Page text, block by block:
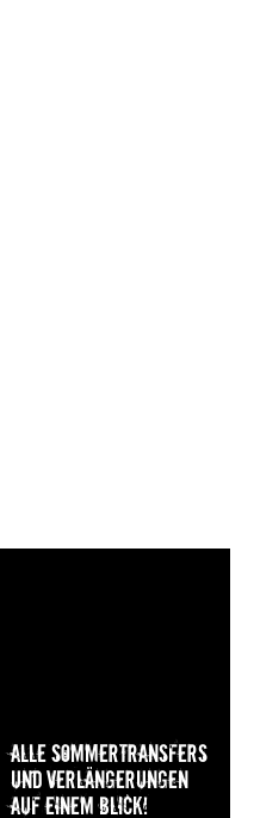
Alle Sommertransfers
und Verlängerungen
auf einem Blick!